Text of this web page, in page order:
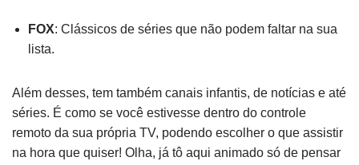
FOX: Clássicos de séries que não podem faltar na sua
lista.
Além desses, tem também canais infantis, de notícias e até
séries. É como se você estivesse dentro do controle
remoto da sua própria TV, podendo escolher o que assistir
na hora que quiser! Olha, já tô aqui animado só de pensar